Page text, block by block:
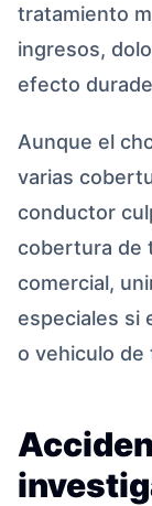
tratamiento
ingresos,
efecto
Aunque el
varias
conductor
cobertura de
comercial,
especiales si
o vehiculo de